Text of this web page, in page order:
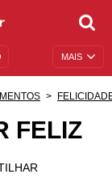
MAIS
FELIZ